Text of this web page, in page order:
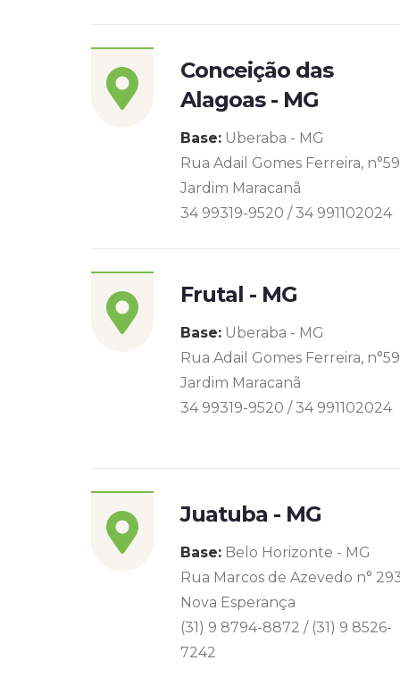
Conceição das
Alagoas - MG
Base: Uberaba - MG
Rua Adail Gomes Ferreira,
Jardim Maracanã
34 99319-9520 / 34 991102024
Frutal - MG
Base: Uberaba - MG
Rua Adail Gomes Ferreira,
Jardim Maracanã
34 99319-9520 / 34 991102024
Juatuba - MG
Base: Belo Horizonte - MG
Rua Marcos de Azevedo n°
Nova Esperança
(31) 9 8794-8872 / (31) 9 8526-
7242